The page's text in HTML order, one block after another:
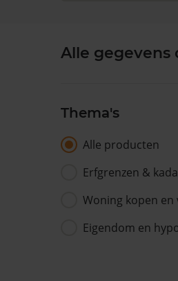
Alle gegevens
Thema's
Alle producten
Erfgrenzen &
Woning kopen en
Eigendom en